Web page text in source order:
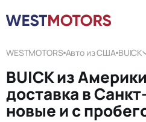
WESTMOTORS Авто из США BUICK
BUICK из
доставка в
новые и с